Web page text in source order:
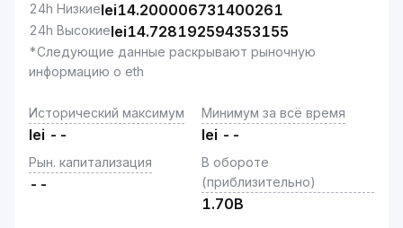
24h Низкиеlei14.200006731400261
24h Высокиеlei14.728192594353155
*Следующие данные раскрывают рыночную
информацию о eth
Исторический максимум
lei --
Минимум за всё время
lei --
Рын. капитализация
--
В обороте
(приблизительно)
1.70B